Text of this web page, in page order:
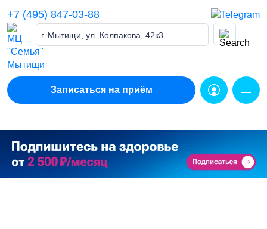
content
+7 (495) 847-03-88
г. Мытищи, ул. Колпакова, 42к3
Записаться на приём